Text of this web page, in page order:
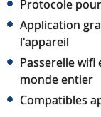
Protocole
Application
l'appareil
Passerelle
monde entier
Compatibles